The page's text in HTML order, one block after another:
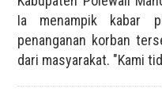
Ia menampik kabar
penanganan korban
dari masyarakat. "Kami